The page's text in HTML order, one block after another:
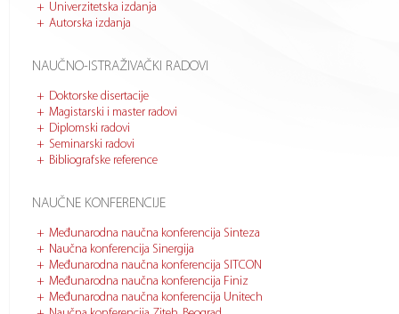
Univerzitetska izdanja
Autorska izdanja
NAUČNO-ISTRAŽIVAČKI RADOVI
Doktorske disertacije
Magistarski i master radovi
Diplomski radovi
Seminarski radovi
Bibliografske reference
NAUČNE KONFERENCIJE
Međunarodna naučna konferencija Sinteza
Naučna konferencija Sinergija
Međunarodna naučna konferencija SITCON
Međunarodna naučna konferencija Finiz
Međunarodna naučna konferencija Unitech